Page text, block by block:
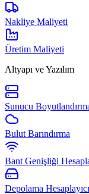
Nakliye Maliyeti
Üretim Maliyeti
Altyapı ve Yazılım
Sunucu
Bulut Barındırma
Bant Genişliği
Depolama Hesaplayıcı